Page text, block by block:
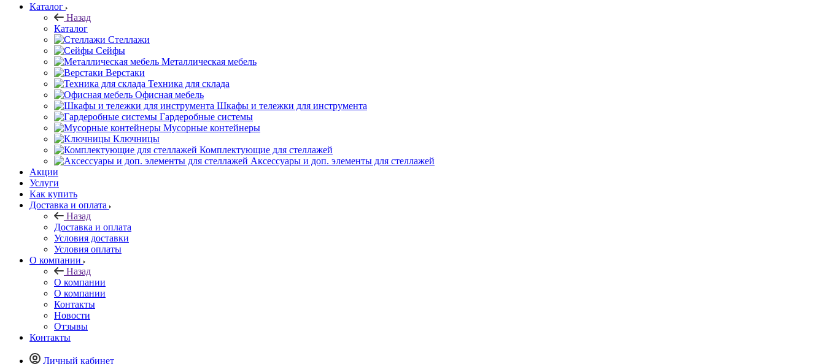
Каталог
Назад
Каталог
Стеллажи
Сейфы
Металлическая мебель
Верстаки
Техника для склада
Офисная мебель
Шкафы и тележки для инструмента
Гардеробные системы
Мусорные контейнеры
Ключницы
Комплектующие для стеллажей
Аксессуары и доп. элементы для стеллажей
Акции
Услуги
Как купить
Доставка и оплата
Назад
Доставка и оплата
Условия доставки
Условия оплаты
О компании
Назад
О компании
О компании
Контакты
Новости
Отзывы
Контакты
Личный кабинет